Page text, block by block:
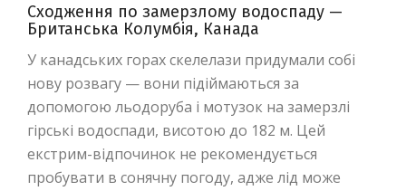
Сходження по замерзлому водоспаду —
Британська Колумбія, Канада
У канадських горах скелелази придумали собі
нову розвагу — вони підіймаються за
допомогою льодоруба і мотузок на замерзлі
гірські водоспади, висотою до 182 м. Цей
екстрим-відпочинок не рекомендується
пробувати в сонячну погоду, адже лід може